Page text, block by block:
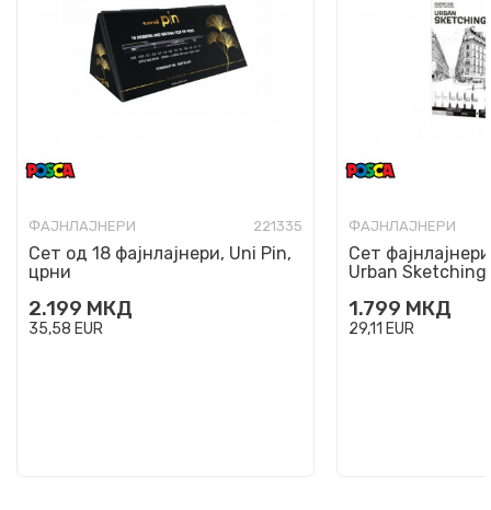
ФАЈНЛАЈНЕРИ 221335
Сет од 18 фајнлајнери, Uni Pin,
црни
2.199 МКД
35,58 EUR
ФАЈНЛАЈНЕРИ
Сет
Urban
1.799 МКД
29,11 EUR